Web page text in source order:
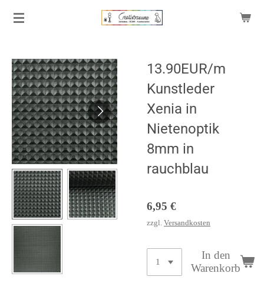
Zum
13.90EUR/m
Kunstleder
Xenia in
Nietenoptik
8mm in
rauchblau
6,95 €
zzgl. Versandkosten
In den
Warenkorb